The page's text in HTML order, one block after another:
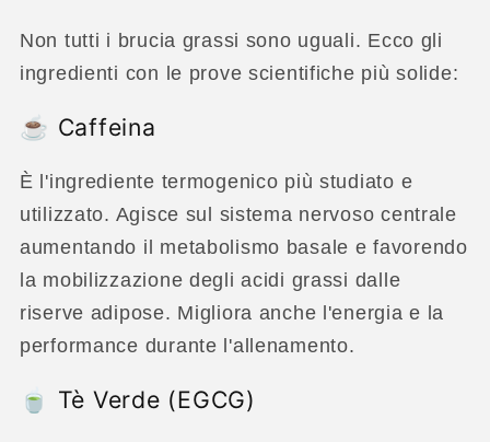
Non tutti i brucia grassi sono uguali. Ecco gli
ingredienti con le prove scientifiche più solide:
☕ Caffeina
È l'ingrediente termogenico più studiato e
utilizzato. Agisce sul sistema nervoso centrale
aumentando il metabolismo basale e favorendo
la mobilizzazione degli acidi grassi dalle
riserve adipose. Migliora anche l'energia e la
performance durante l'allenamento.
🍵 Tè Verde (EGCG)